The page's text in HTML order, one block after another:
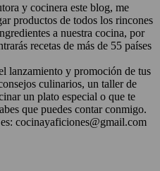
y cocinera este blog, me
productos de todos los rincones
a nuestra cocina, por
recetas de más de 55 países
lanzamiento y promoción de tus
culinarios, un taller de
un plato especial o que te
que puedes contar conmigo.
cocinayaficiones@gmail.com